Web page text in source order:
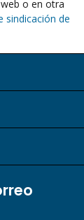
o en otra
sindicación de